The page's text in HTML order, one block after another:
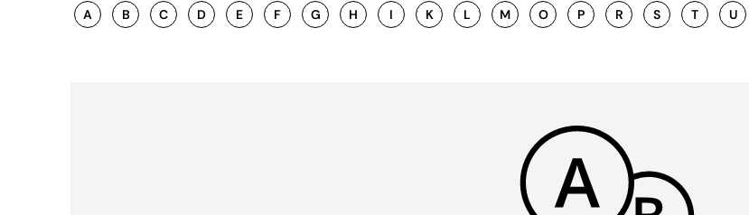
A B C D E F G H I K L M O P R S T U